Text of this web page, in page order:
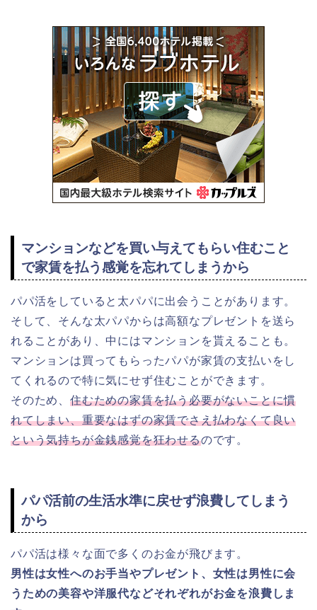
マンションなどを買い与えてもらい住むこと
で家賃を払う感覚を忘れてしまうから
パパ活をしていると太パパに出会うことがあります。
そして、そんな太パパからは高額なプレゼントを送ら
れることがあり、中にはマンションを貰えることも。
マンションは買ってもらったパパが家賃の支払いをし
てくれるので特に気にせず住むことができます。
そのため、 住むための家賃を払う必要がないことに慣
れてしまい、重要なはずの家賃でさえ払わなくて良い
という気持ちが金銭感覚を狂わせるのです。
パパ活前の生活水準に戻せず浪費してしまう
から
パパ活は様々な面で多くのお金が飛びます。
男性は女性へのお手当やプレゼント、 女性は男性に会
うための美容や洋服代などそれぞれがお金を浪費しま